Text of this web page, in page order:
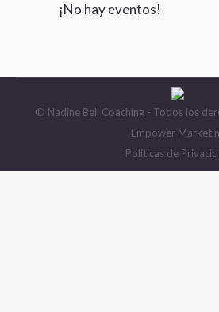
¡No hay eventos!
© Nadine Bell Coaching - Todos los
Empower
Políticas de